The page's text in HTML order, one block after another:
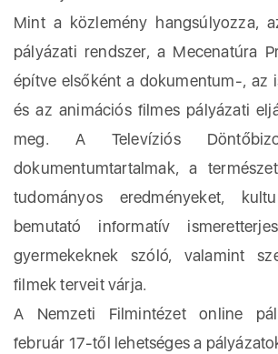
Mint a közlemény hangsúlyozza,
pályázati rendszer, a Mecenatúra
építve elsőként a dokumentum-, az
és az animációs filmes pályázati
meg. A Televíziós
dokumentumtartalmak, a
tudományos eredményeket,
bemutató informatív
gyermekeknek szóló, valamint
filmek terveit várja.
A Nemzeti Filmintézet online
február 17-től lehetséges a